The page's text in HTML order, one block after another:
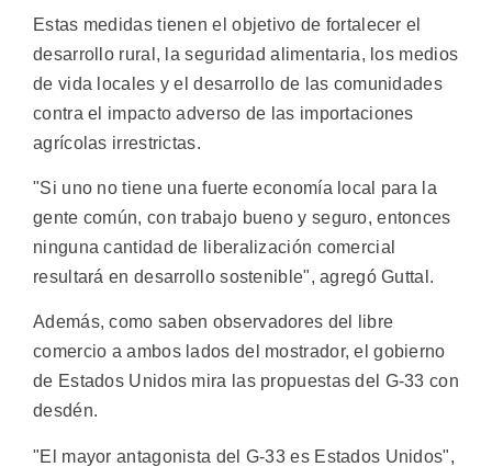
Estas medidas tienen el objetivo de fortalecer el
desarrollo rural, la seguridad alimentaria, los medios
de vida locales y el desarrollo de las comunidades
contra el impacto adverso de las importaciones
agrícolas irrestrictas.
"Si uno no tiene una fuerte economía local para la
gente común, con trabajo bueno y seguro, entonces
ninguna cantidad de liberalización comercial
resultará en desarrollo sostenible", agregó Guttal.
Además, como saben observadores del libre
comercio a ambos lados del mostrador, el gobierno
de Estados Unidos mira las propuestas del G-33 con
desdén.
"El mayor antagonista del G-33 es Estados Unidos",